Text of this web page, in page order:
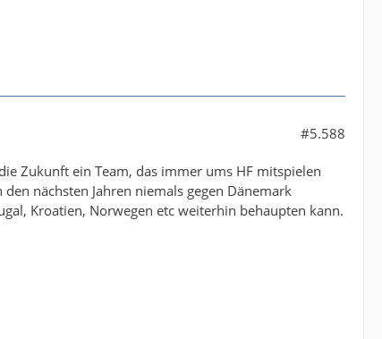
#5.588
Zukunft ein Team, das immer ums HF mitspielen
nächsten Jahren niemals gegen Dänemark
Kroatien, Norwegen etc weiterhin behaupten kann.